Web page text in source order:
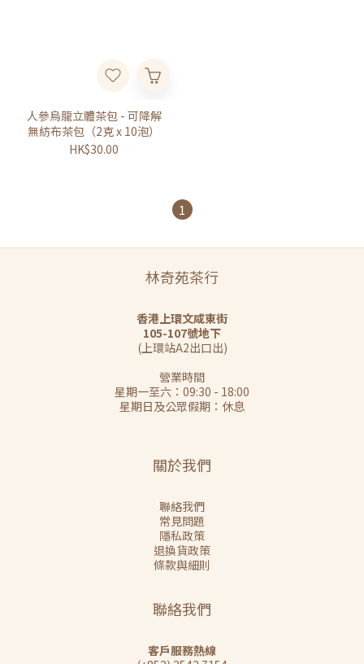
人參烏龍立體茶包 - 可降解
無紡布茶包（2克 x 10泡）
HK$30.00
1
林奇苑茶行
香港上環文咸東街
105-107號地下
(上環站A2出口出)
營業時間
星期一至六：09:30 - 18:00
星期日及公眾假期：休息
關於我們
聯絡我們
常見問題
隱私政策
退換貨政策
條款與細則
聯絡我們
客戶服務熱線